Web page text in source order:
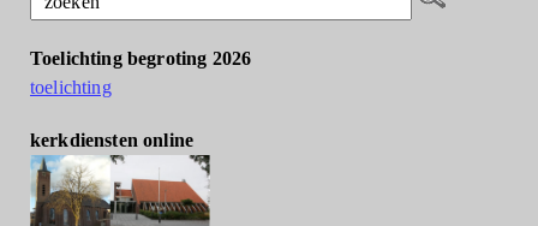
Toelichting begroting 2026
toelichting
kerkdiensten online